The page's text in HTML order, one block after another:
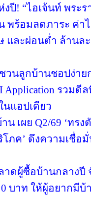
ปี! “ไอเจ้นท์ พระร
น พร้อมลดภาระ ค่
และผ่อนต่ำ ล้านล
นลูกบ้านชอปง่ายก
Application รวม
นแอปเดียว
เผย Q2/69 ‘ทร
โภค’ ดึงความเชื่
ลาดผู้ซื้อบ้านกลาง
บาท ให้ผู้อยากมีบ้